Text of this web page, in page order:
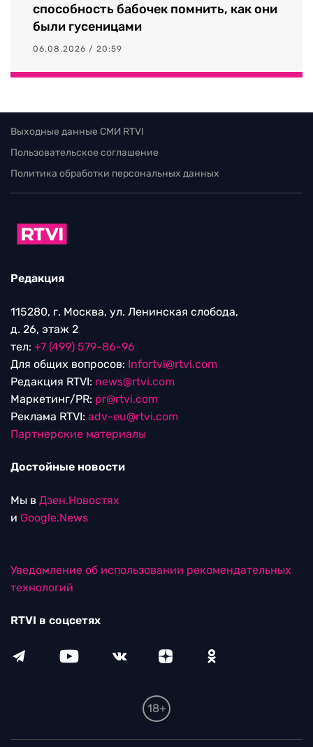
способность бабочек помнить, как они
были гусеницами
06.08.2026 / 20:59
Выходные данные СМИ RTVI
Пользовательское соглашение
Политика обработки персональных данных
Редакция
115280, г. Москва, ул. Ленинская слобода,
д. 26, этаж 2
тел: +7 (499) 579-86-96
Для общих вопросов: Infortvi@rtvi.com
Редакция RTVI: news@rtvi.com
Маркетинг/PR: pr@rtvi.com
Реклама RTVI: adv-eu@rtvi.com
Партнерские материалы
Достойные новости
Мы в Дзен.Новостях
и Google.News
Уведомление об использовании рекомендательных
технологий
RTVI в соцсетях
18+